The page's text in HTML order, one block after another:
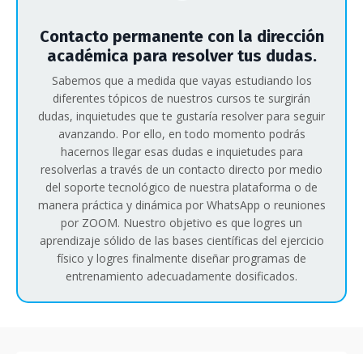
Contacto permanente con la dirección
académica para resolver tus dudas.
Sabemos que a medida que vayas estudiando los
diferentes tópicos de nuestros cursos te surgirán
dudas, inquietudes que te gustaría resolver para seguir
avanzando. Por ello, en todo momento podrás
hacernos llegar esas dudas e inquietudes para
resolverlas a través de un contacto directo por medio
del soporte tecnológico de nuestra plataforma o de
manera práctica y dinámica por WhatsApp o reuniones
por ZOOM. Nuestro objetivo es que logres un
aprendizaje sólido de las bases científicas del ejercicio
físico y logres finalmente diseñar programas de
entrenamiento adecuadamente dosificados.